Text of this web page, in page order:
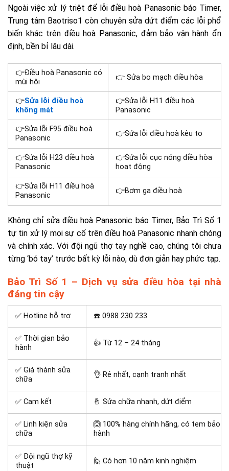
Ngoài việc xử lý triệt để lỗi điều hoà Panasonic báo Timer,
Trung tâm Baotriso1 còn chuyên sửa dứt điểm các lỗi phổ
biến khác trên điều hoà Panasonic, đảm bảo vận hành ổn
định, bền bỉ lâu dài.
👉Điều hoà Panasonic có
mùi hôi
👉 Sửa bo mạch điều hòa
👉Sửa lỗi điều hoà
không mát
👉Sửa lỗi H11 điều hoà
Panasonic
👉Sửa lỗi F95 điều hoà
Panasonic
👉Sửa lỗi điều hoà kêu to
👉Sửa lỗi H23 điều hoà
Panasonic
👉Sửa lỗi cục nóng điều hòa
hoạt động
👉Sửa lỗi H11 điều hoà
Panasonic
👉Bơm ga điều hoà
Không chỉ sửa điều hoà Panasonic báo Timer, Bảo Trì Số 1
tự tin xử lý mọi sự cố trên điều hoà Panasonic nhanh chóng
và chính xác. Với đội ngũ thợ tay nghề cao, chúng tôi chưa
từng ‘bó tay’ trước bất kỳ lỗi nào, dù đơn giản hay phức tạp.
Bảo Trì Số 1 – Dịch vụ sửa điều hòa tại nhà
đáng tin cậy
✅ Hotline hỗ trợ ☎️ 0988 230 233
✅ Thời gian bảo
hành
👍 Từ 12 – 24 tháng
✅ Giá thành sửa
chữa
👌 Rẻ nhất, cạnh tranh nhất
✅ Cam kết 🤞 Sửa chữa nhanh, dứt điểm
✅ Linh kiện sửa
chữa
🙆 100% hàng chính hãng, có tem bảo
hành
✅ Đội ngũ thợ kỹ
thuật
🙋 Có hơn 10 năm kinh nghiệm